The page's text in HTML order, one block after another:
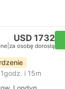
USD 1732
za osobę dorosłą
i 15m